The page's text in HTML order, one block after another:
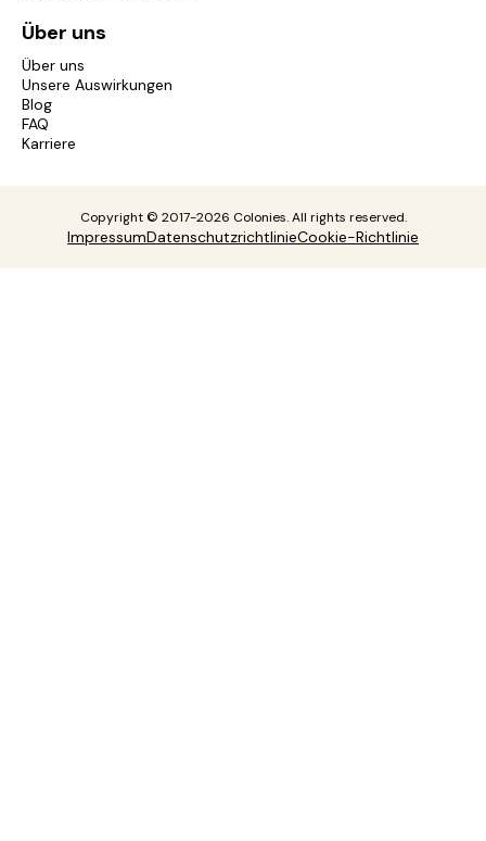
Über uns
Über uns
Unsere Auswirkungen
Blog
FAQ
Karriere
Copyright © 2017-2026 Colonies. All rights reserved.
ImpressumDatenschutzrichtlinieCookie-Richtlinie